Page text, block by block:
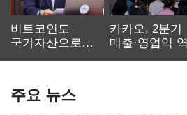
비트코인도
국가자산으로…'
카카오, 2분기
매출·영업익
주요 뉴스